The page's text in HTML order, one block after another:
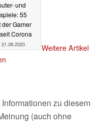
und
55
der Gamer
Corona
21.08.2020
Weitere Artikel
zu diesem
(auch ohne